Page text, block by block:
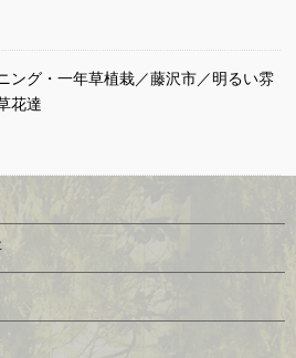
ング・一年草植栽／藤沢市／明るい雰
花達